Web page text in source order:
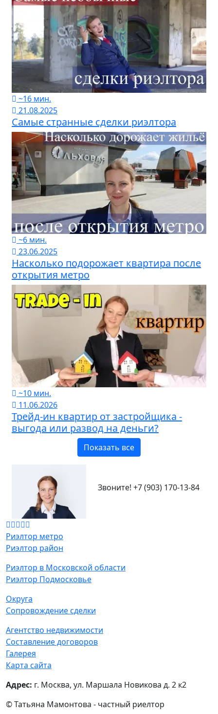
~16 мин.
21.08.2025
Самые странные сделки риэлтора
~6 мин.
23.06.2025
Насколько подорожает квартира после
открытия метро
~10 мин.
11.06.2026
Трейд-ин квартир от застройщика -
выгода или развод на деньги?
Показать все
Звоните! +7 (903) 170-13-84
Риэлтор метро
Риэлтор район
Риэлтор в Московской области
Риэлтор Подмосковье
Округа
Сопровождение сделки
Агентство недвижимости
Составление договоров
Галерея
Карта сайта
Адрес: г. Москва, ул. Маршала Новикова д. 2 к2
© Татьяна Мамонтова - частный риелтор